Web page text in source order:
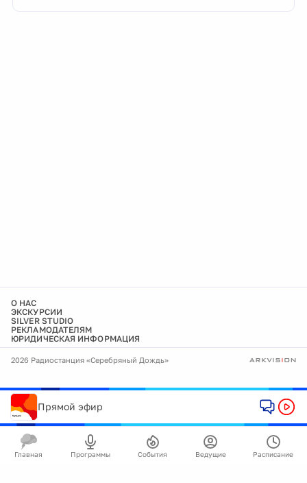
О НАС
ЭКСКУРСИИ
SILVER STUDIO
РЕКЛАМОДАТЕЛЯМ
ЮРИДИЧЕСКАЯ ИНФОРМАЦИЯ
2026 Радиостанция «Серебряный Дождь»
Прямой эфир
Главная Программы События Ведущие Расписание